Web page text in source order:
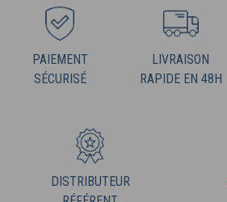
PAIEMENT
SÉCURISÉ
LIVRAISON
RAPIDE EN 48H
DISTRIBUTEUR